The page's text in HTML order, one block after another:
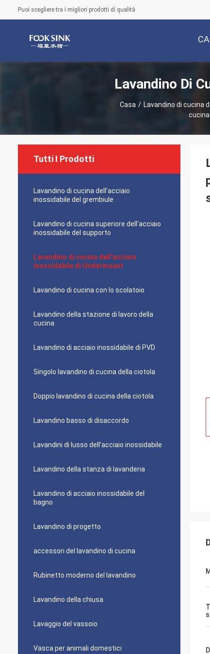
Puoi scegliere tra i migliori prodotti di qualità
Lavandino Di
Casa / Lavandino di cucina
Tutti I Prodotti
Lavandino di cucina dell'acciaio
inossidabile del grembiule
Lavandino di cucina superiore dell'acciaio
inossidabile del supporto
Lavandino di cucina dell'acciaio
inossidabile di Undermount
Lavandino di cucina con lo scolatoio
Lavandino della stazione di lavoro della
cucina
Lavandino di acciaio inossidabile di PVD
Singolo lavandino di cucina della ciotola
Doppio lavandino di cucina della ciotola
Lavandino basso di disaccordo
Lavandini di lusso dell'acciaio inossidabile
Lavandino della stanza di lavanderia
Lavandino di acciaio inossidabile del
bagno
Lavandino di progetto
accessori del lavandino di cucina
Rubinetto moderno del lavandino
Lavandino della chiusa
Lavaggio del vassoio
Vasca per animali domestici